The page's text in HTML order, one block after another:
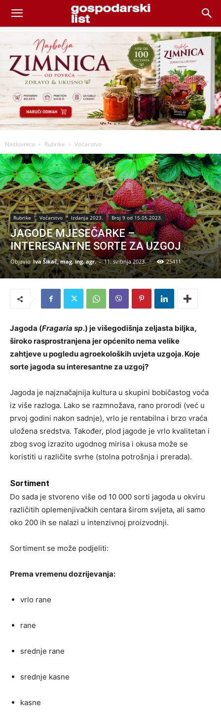
Naslovnica Rubrike Voćarstvo
Rubrike Voćarstvo Izdanja 2023. Broj 9 od 15.05.2023.
JAGODE MJESEČARKE –
INTERESANTNE SORTE ZA UZGOJ
Objavio Iva Šikač, mag. ing. agr. - 11. svibnja 2023. 25411
Jagoda (Fragaria sp.) je višegodišnja zeljasta biljka,
široko rasprostranjena jer općenito nema velike
zahtjeve u pogledu agroekoloških uvjeta uzgoja. Koje
sorte jagoda su interesantne za uzgoj?
Jagoda je najznačajnija kultura u skupini bobičastog voća
iz više razloga. Lako se razmnožava, rano prorodi (već u
prvoj godini nakon sadnje), vrlo je rentabilna i brzo vraća
uložena sredstva. Također, plod jagode je vrlo kvalitetan i
zbog svog izrazito ugodnog mirisa i okusa može se
koristiti u različite svrhe (stolna potrošnja i prerada).
Sortiment
Do sada je stvoreno više od 10 000 sorti jagoda u okviru
različitih oplemenjivačkih centara širom svijeta, ali samo
oko 200 ih se nalazi u intenzivnoj proizvodnji.
Sortiment se može podjeliti:
Prema vremenu dozrijevanja:
vrlo rane
rane
srednje rane
srednje kasne
kasne